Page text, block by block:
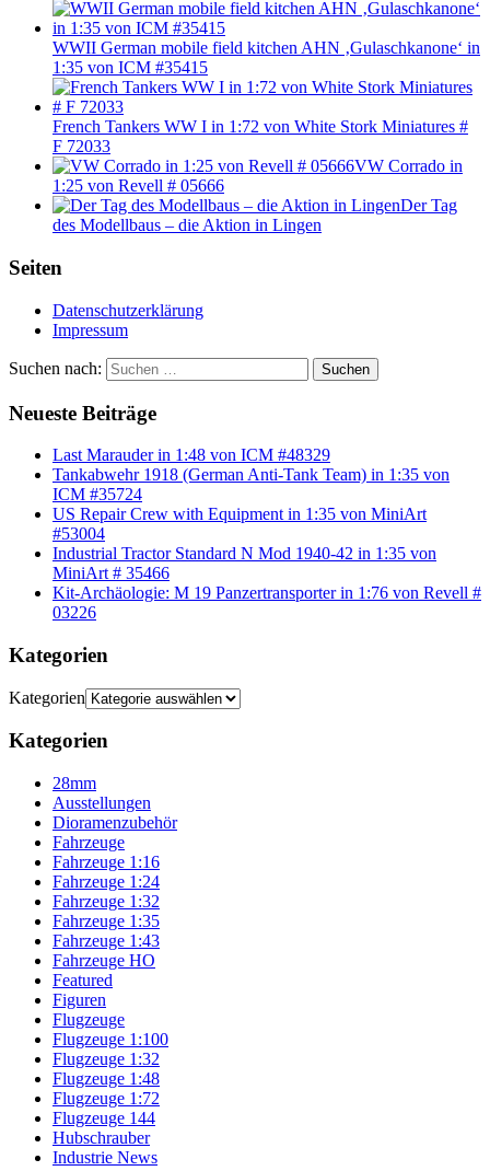
WWII German mobile field kitchen AHN ‚Gulaschkanone‘ in
1:35 von ICM #35415
French Tankers WW I in 1:72 von White Stork Miniatures #
F 72033
VW Corrado in
1:25 von Revell # 05666
Der Tag
des Modellbaus – die Aktion in Lingen
Seiten
Datenschutzerklärung
Impressum
Suchen nach: Suchen
Neueste Beiträge
Last Marauder in 1:48 von ICM #48329
Tankabwehr 1918 (German Anti-Tank Team) in 1:35 von
ICM #35724
US Repair Crew with Equipment in 1:35 von MiniArt
#53004
Industrial Tractor Standard N Mod 1940-42 in 1:35 von
MiniArt # 35466
Kit-Archäologie: M 19 Panzertransporter in 1:76 von Revell #
03226
Kategorien
Kategorien
Kategorien
28mm
Ausstellungen
Dioramenzubehör
Fahrzeuge
Fahrzeuge 1:16
Fahrzeuge 1:24
Fahrzeuge 1:32
Fahrzeuge 1:35
Fahrzeuge 1:43
Fahrzeuge HO
Featured
Figuren
Flugzeuge
Flugzeuge 1:100
Flugzeuge 1:32
Flugzeuge 1:48
Flugzeuge 1:72
Flugzeuge 144
Hubschrauber
Industrie News